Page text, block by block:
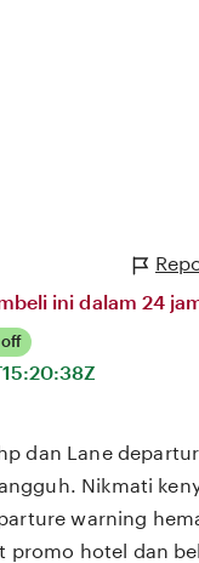
ini dalam 24
off
dan Lane
Nikmati
warning
promo hotel dan